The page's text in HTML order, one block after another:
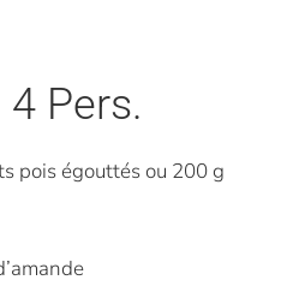
Pers.
pois égouttés ou 200 g